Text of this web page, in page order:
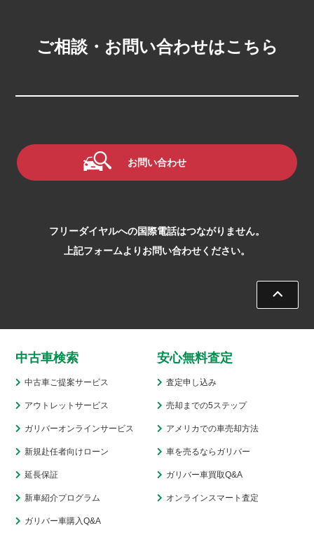
ご相談・お問い合わせはこちら
お問い合わせ
フリーダイヤルへの国際電話はつながりません。
上記フォームよりお問い合わせください。
中古車検索
中古車ご提案サービス
アウトレットサービス
ガリバーオンラインサービス
新規赴任者向けローン
延長保証
新車紹介プログラム
ガリバー車購入Q&A
安心無料査定
査定申し込み
売却までの5ステップ
アメリカでの車売却方法
車を売るならガリバー
ガリバー車買取Q&A
オンラインスマート査定